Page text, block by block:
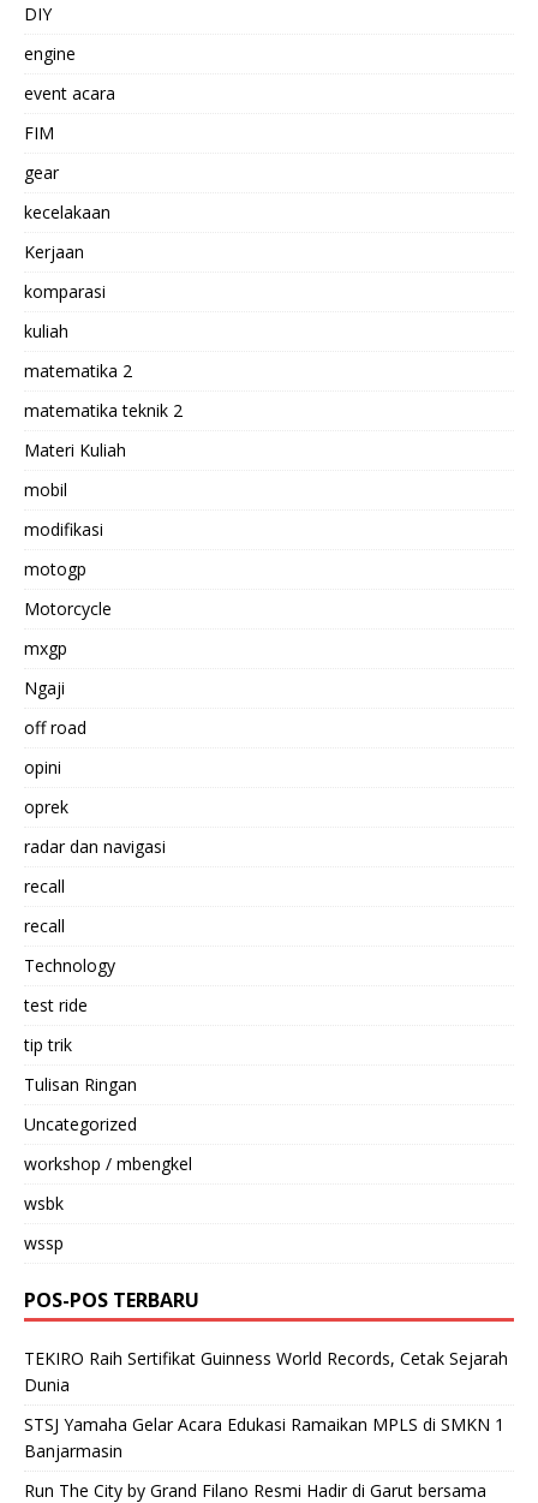
DIY
engine
event acara
FIM
gear
kecelakaan
Kerjaan
komparasi
kuliah
matematika 2
matematika teknik 2
Materi Kuliah
mobil
modifikasi
motogp
Motorcycle
mxgp
Ngaji
off road
opini
oprek
radar dan navigasi
recall
recall
Technology
test ride
tip trik
Tulisan Ringan
Uncategorized
workshop / mbengkel
wsbk
wssp
POS-POS TERBARU
TEKIRO Raih Sertifikat Guinness World Records, Cetak Sejarah
Dunia
STSJ Yamaha Gelar Acara Edukasi Ramaikan MPLS di SMKN 1
Banjarmasin
Run The City by Grand Filano Resmi Hadir di Garut bersama